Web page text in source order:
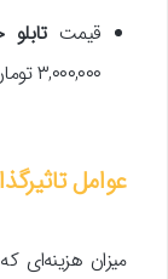
قیمت
۳,۰۰۰,۰۰۰ تومان (۵۰×۷۰ سانتی‌متر، بسته به پیچیدگی طرح).
عوامل
میزان هزینه‌ای